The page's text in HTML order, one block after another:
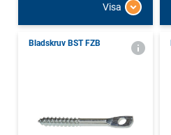
Visa
Bladskruv BST FZB